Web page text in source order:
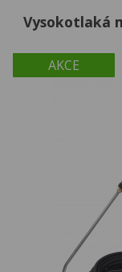
AKCE
Vysokotlaká